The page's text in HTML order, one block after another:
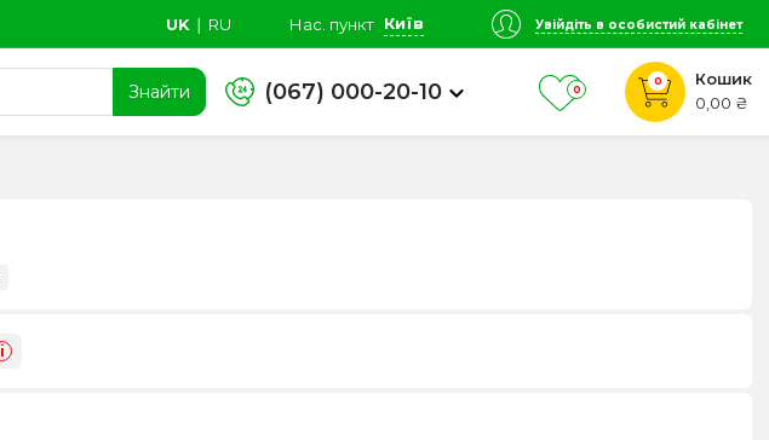
UK ∣ RU Нас. пункт Київ Увійдіть в особистий кабінет
Знайти (067) 000-20-10 0
0
Кошик
0,00 ₴
i